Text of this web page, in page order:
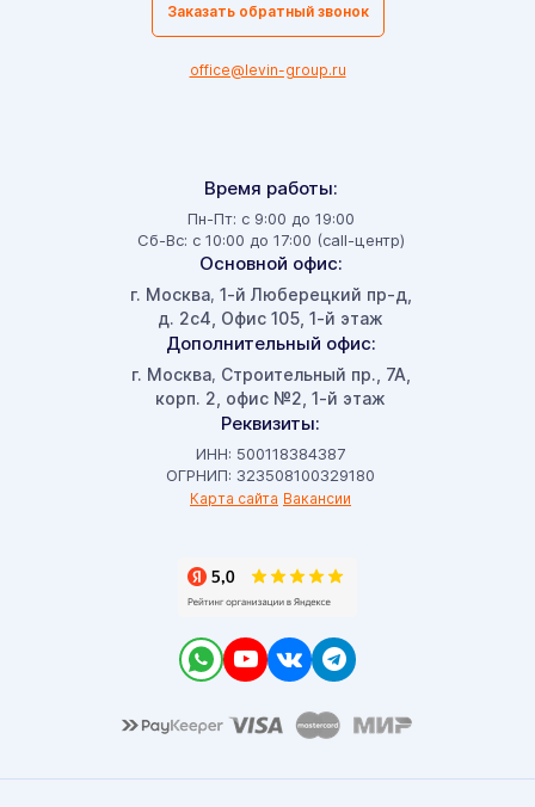
Время работы:
Пн-Пт: с 9:00 до 19:00
Сб-Вс: с 10:00 до 17:00 (call-центр)
Основной офис:
г. Москва, 1-й Люберецкий пр-д,
д. 2с4, Офис 105, 1-й этаж
Дополнительный офис:
г. Москва, Строительный пр., 7А,
корп. 2, офис №2, 1-й этаж
Реквизиты:
ИНН: 500118384387
ОГРНИП: 323508100329180
Карта сайта Вакансии
Заказать обратный звонок
office@levin-group.ru